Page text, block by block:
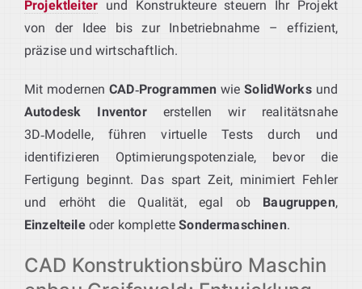
Projektleiter und Konstrukteure steuern Ihr Projekt
von der Idee bis zur Inbetriebnahme – effizient,
präzise und wirtschaftlich.
Mit modernenCAD‑Programmen wieSolidWorksund
Autodesk Inventorerstellen wir realitätsnahe
3D‑Modelle, führen virtuelle Tests durch und
identifizieren Optimierungspotenziale, bevor die
Fertigung beginnt. Das spart Zeit, minimiert Fehler
und erhöht die Qualität, egal ob Baugruppen,
Einzelteileoder kompletteSondermaschinen.
CAD Konstruktionsbüro Maschin